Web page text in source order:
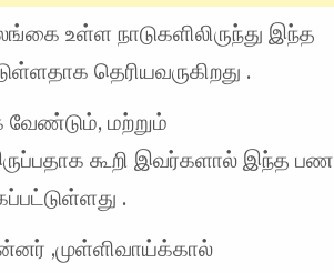
உள்ள நாடுகளிலிருந்து இந்த
தெரியவருகிறது .
வேண்டும், மற்றும்
கூறி இவர்களால் இந்த பண
.
,முள்ளிவாய்க்கால்